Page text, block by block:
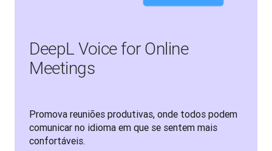
DeepL Voice for Online
Meetings
Promova reuniões produtivas, onde todos podem
comunicar no idioma em que se sentem mais
confortáveis.